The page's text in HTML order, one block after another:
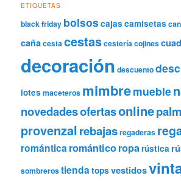
ETIQUETAS
black friday bolsos cajas camisetas
cañacestacestascesteríacojines
decoración descuento
lotes maceteros mimbremueble
novedadesofertasonline
provenzalrebajasregaderas
romántica románticoroparústica
sombrerostienda tops vestidos